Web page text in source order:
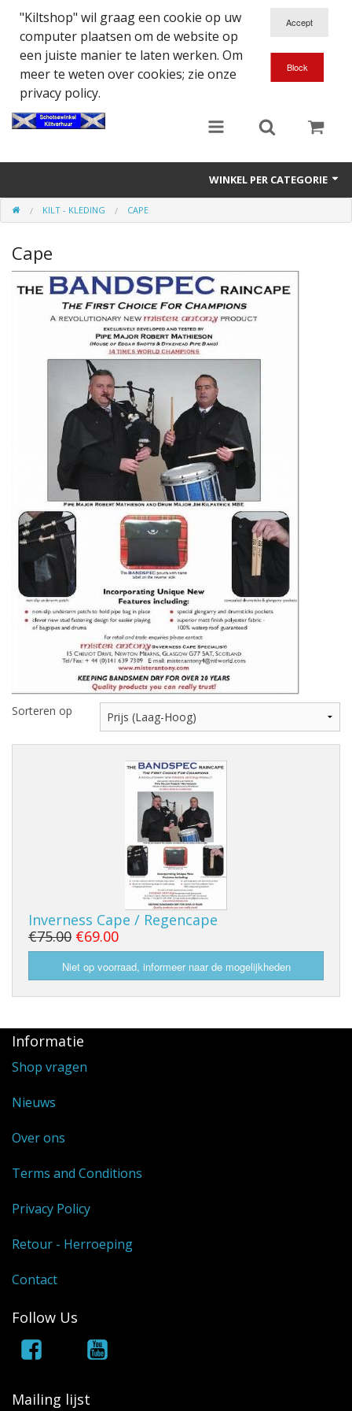
"Kiltshop" wil graag een cookie op uw
computer plaatsen om de website op
een juiste manier te laten werken. Om
meer te weten over cookies; zie onze
privacy policy.
WINKEL PER CATEGORIE
Accessoires
Doedelzakspeler
Eten en Drinken
Kilt - Kleding
AFGEPRIJST - UITVERKOOP
KILT - KLEDING CAPE
Cape
Sorteren op
Inverness Cape / Regencape
€75.00 €69.00
Informatie
Shop vragen
Nieuws
Over ons
Terms and Conditions
Privacy Policy
Retour - Herroeping
Contact
Follow Us
Mailing lijst